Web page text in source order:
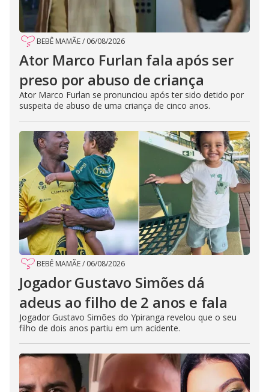
BEBÊ MAMÃE/ 06/08/2026
Ator Marco Furlan fala após ser
preso por abuso de criança
Ator Marco Furlan se pronunciou após ter sido detido por
suspeita de abuso de uma criança de cinco anos.
BEBÊ MAMÃE/ 06/08/2026
Jogador Gustavo Simões dá
adeus ao filho de 2 anos e fala
Jogador Gustavo Simões do Ypiranga revelou que o seu
filho de dois anos partiu em um acidente.